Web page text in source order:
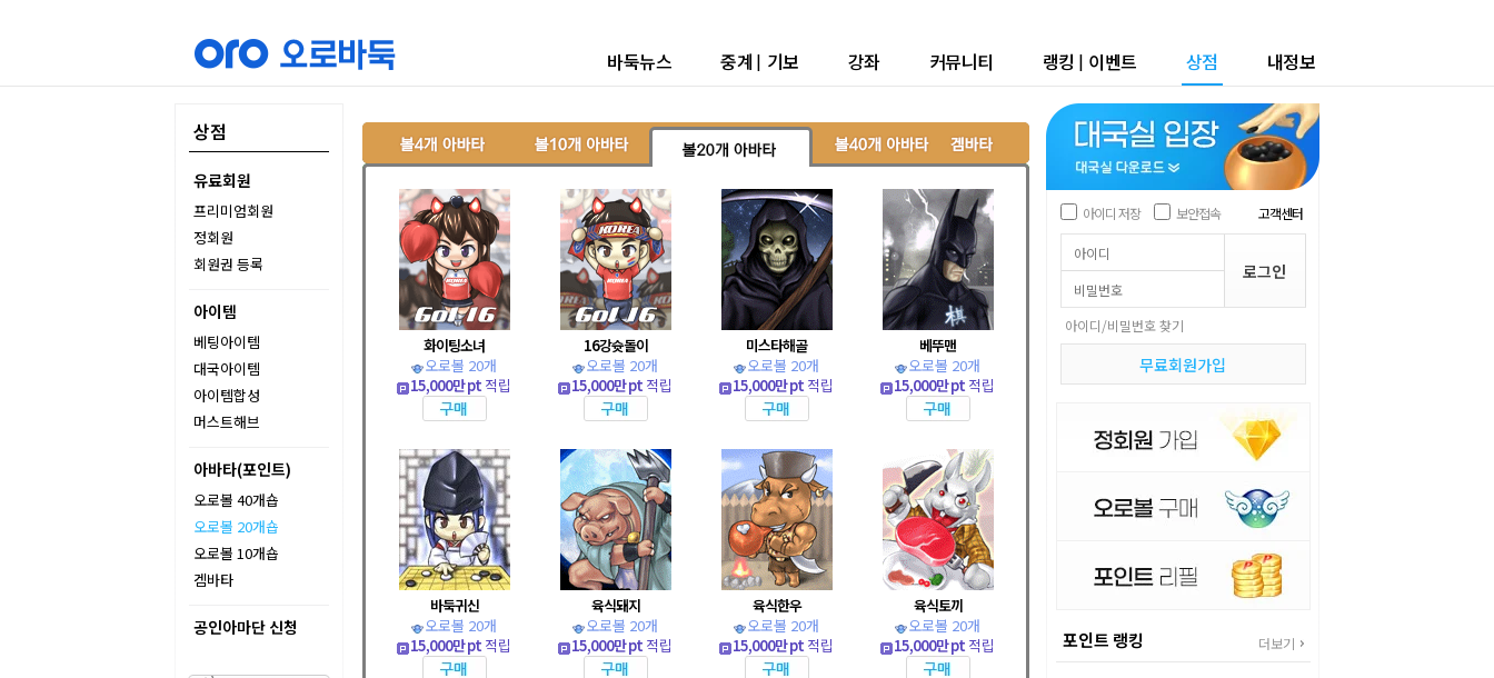
바둑뉴스 중계 | 기보 강좌 커뮤니티 랭킹 | 이벤트 상점 내정보
상점
유료회원
프리미엄회원
정회원
회원권 등록
아이템
베팅아이템
대국아이템
아이템합성
머스트해브
아바타(포인트)
오로볼 40개숍
오로볼 20개숍
오로볼 10개숍
겜바타
공인아마단 신청
화이팅소녀
오로볼 20개
15,000만 pt 적립
16강슛돌이
오로볼 20개
15,000만 pt 적립
미스타해골
오로볼 20개
15,000만 pt 적립
베뚜맨
오로볼 20개
15,000만 pt 적립
바둑귀신
오로볼 20개
15,000만 pt 적립
육식돼지
오로볼 20개
15,000만 pt 적립
육식한우
오로볼 20개
15,000만 pt 적립
육식토끼
오로볼 20개
15,000만 pt 적립
아이디 저장 보안접속 고객센터
아이디/비밀번호 찾기
무료회원가입
포인트 랭킹 더보기